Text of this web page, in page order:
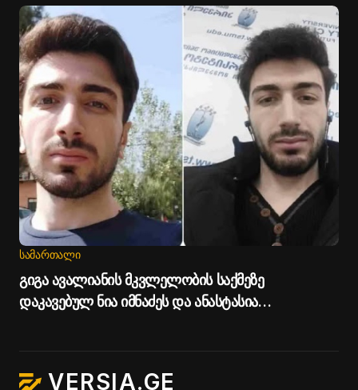
მერია
ᲡᲐᲛᲐᲠᲗᲐᲚᲘ
გიგა ავალიანის მკვლელობის საქმეზე
დაკავებულ ნია იმნაძეს და ანასტასია
VERSIA.GE